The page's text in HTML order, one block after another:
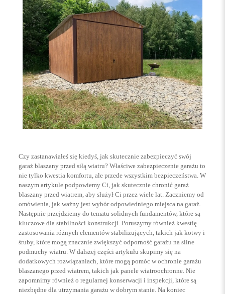
Czy zastanawiałeś się kiedyś, jak skutecznie zabezpieczyć swój
garaż blaszany przed siłą wiatru? Właściwe zabezpieczenie garażu to
nie tylko kwestia komfortu, ale przede wszystkim bezpieczeństwa. W
naszym artykule podpowiemy Ci, jak skutecznie chronić garaż
blaszany przed wiatrem, aby służył Ci przez wiele lat. Zaczniemy od
omówienia, jak ważny jest wybór odpowiedniego miejsca na garaż.
Następnie przejdziemy do tematu solidnych fundamentów, które są
kluczowe dla stabilności konstrukcji. Poruszymy również kwestię
zastosowania różnych elementów stabilizujących, takich jak kotwy i
śruby, które mogą znacznie zwiększyć odporność garażu na silne
podmuchy wiatru. W dalszej części artykułu skupimy się na
dodatkowych rozwiązaniach, które mogą pomóc w ochronie garażu
blaszanego przed wiatrem, takich jak panele wiatroochronne. Nie
zapomnimy również o regularnej konserwacji i inspekcji, które są
niezbędne dla utrzymania garażu w dobrym stanie. Na koniec